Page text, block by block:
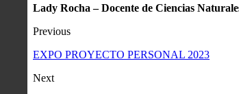
Lady Rocha – Docente de Ciencias
Previous
EXPO PROYECTO PERSONAL 2023
Next